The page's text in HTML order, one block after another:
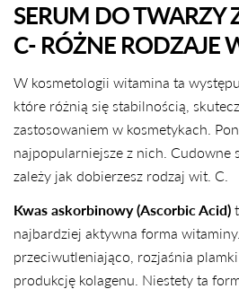
SERUM DO TWARZY
C- RÓŻNE RODZAJE
W kosmetologii witamina ta
które różnią się stabilnością,
zastosowaniem w kosmetykach.
najpopularniejsze z nich. Cudowne
zależy jak dobierzesz rodzaj wit. C.
Kwas askorbinowy (Ascorbic Acid)
najbardziej aktywna forma
przeciwutleniająco, rozjaśnia
produkcję kolagenu. Niestety ta